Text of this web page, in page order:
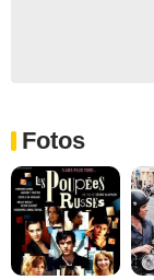
Fotos